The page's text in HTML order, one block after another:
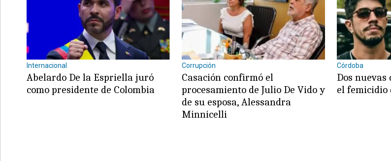
Internacional
Abelardo De la Espriella juró
como presidente de Colombia
Corrupción
Casación confirmó el
procesamiento de Julio De Vido y
de su esposa, Alessandra
Minnicelli
Córdoba
Dos nuevas
el femicidio